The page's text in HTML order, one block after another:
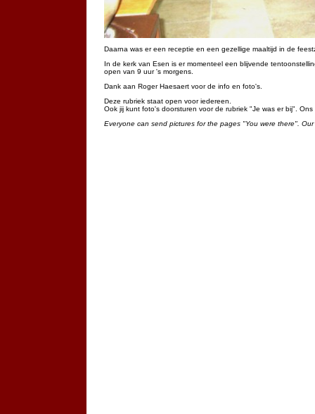
Daarna was er een receptie en een gezellige maaltijd in de
In de kerk van Esen is er momenteel een blijvende
open van 9 uur 's morgens.
Dank aan Roger Haesaert voor de info en foto's.
Deze rubriek staat open voor iedereen.
Ook jij kunt foto's doorsturen voor de rubriek "Je was er bij".
Everyone can send pictures for the pages "You were there".